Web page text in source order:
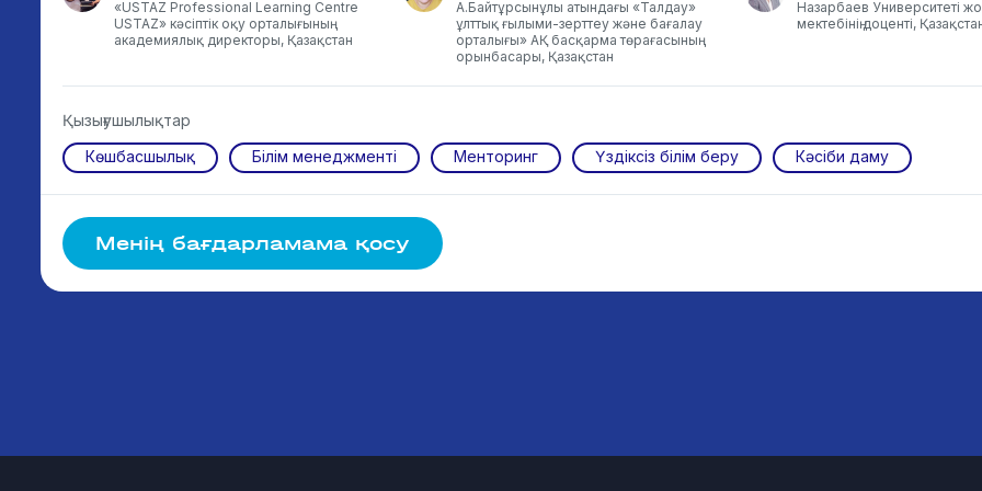
«USTAZ Professional Learning Centre
USTAZ» кәсіптік оқу орталығының
академиялық директоры, Қазақстан
А.Байтұрсынұлы атындағы «Талдау»
ұлттық ғылыми-зерттеу және бағалау
орталығы» АҚ басқарма төрағасының
орынбасары, Қазақстан
Назарбаев Университеті
мектебінің доценті,
Қызығушылықтар
Көшбасшылық
Білім менеджменті Менторинг Үздіксіз білім беру Кәсіби даму
Менің бағдарламама қосу